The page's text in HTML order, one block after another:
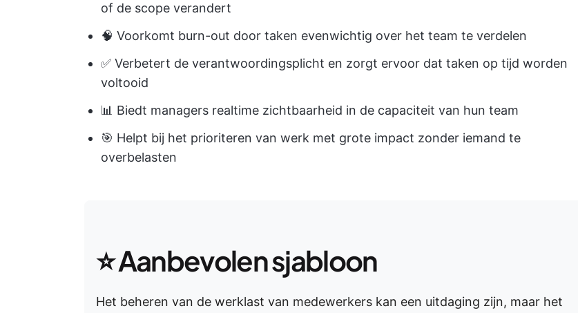
of de scope verandert
🧠 Voorkomt burn-out door taken evenwichtig over het team te verdelen
✅ Verbetert de verantwoordingsplicht en zorgt ervoor dat taken op tijd worden
voltooid
📊 Biedt managers realtime zichtbaarheid in de capaciteit van hun team
🎯 Helpt bij het prioriteren van werk met grote impact zonder iemand te
overbelasten
⭐Aanbevolen sjabloon
Het beheren van de werklast van medewerkers kan een uitdaging zijn, maar het